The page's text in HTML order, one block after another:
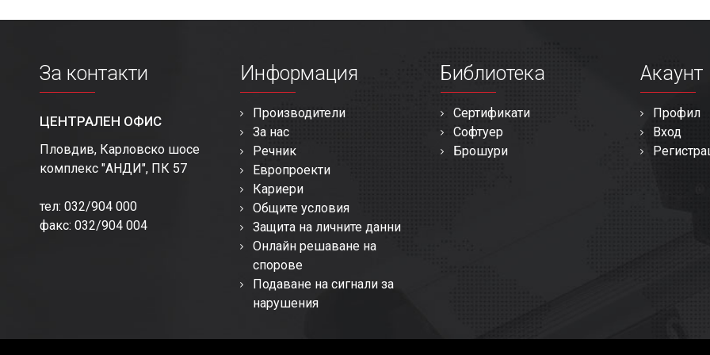
За контакти
ЦЕНТРАЛЕН ОФИС
Пловдив, Карловско шосе
комплекс "АНДИ", ПК 57
тел: 032/904 000
факс: 032/904 004
Информация
Производители
За нас
Речник
Европроекти
Кариери
Общите условия
Защита на личните данни
Онлайн решаване на
спорове
Подаване на сигнали за
нарушения
Библиотека
Сертификати
Софтуер
Брошури
Акаунт
Профил
Вход